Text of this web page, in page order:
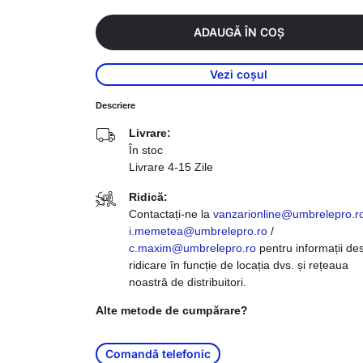
ADAUGĂ ÎN COȘ
Vezi coșul
Descriere
Livrare:
În stoc
Livrare 4-15 Zile
Ridică:
Contactați-ne la
i.memetea@umbrelepro.ro /
c.maxim@umbrelepro.ro pentru informații
ridicare în funcție de locația dvs. și rețeaua
noastră de distribuitori.
Alte metode de cumpărare?
Comandă telefonic